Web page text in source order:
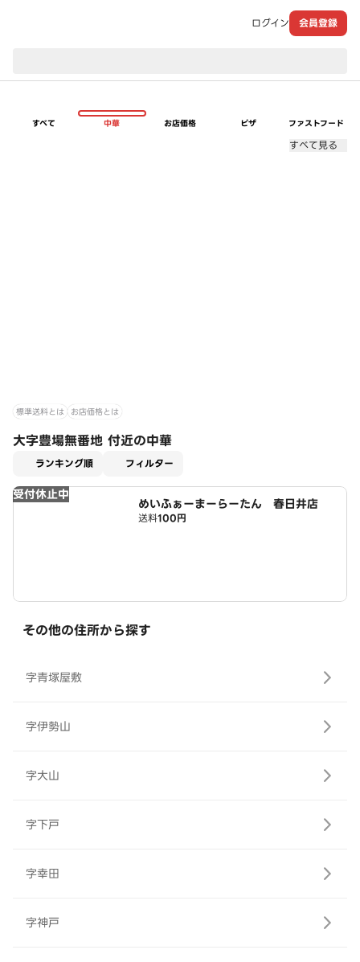
ログイン 会員登録
すべて 中華 お店価格 ピザ ファストフード
すべて見る
標準送料とは お店価格とは
大字豊場無番地 付近の中華
ランキング順 フィルター
受付休止中
めいふぁーまーらーたん 春日井店
送料100円
その他の住所から探す
字青塚屋敷
字伊勢山
字大山
字下戸
字幸田
字神戸